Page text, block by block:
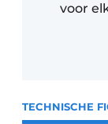
voor
TECHNISCHE